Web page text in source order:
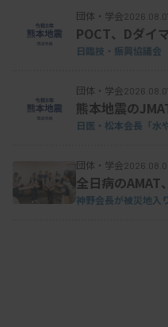
団体・学会
POCT、Dダイ
日臨技・振興協議会
団体・学会
熊本地震の
日医・松本会長「水
団体・学会
全日病のAMAT
神野会長が被災地入